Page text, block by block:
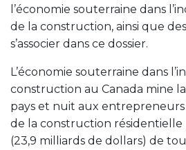
l’économie souterraine dans
de la construction, ainsi que
s’associer dans ce dossier.
L’économie souterraine dans
construction au Canada mine
pays et nuit aux entrepreneurs
de la construction résidentielle
(23,9 milliards de dollars) de